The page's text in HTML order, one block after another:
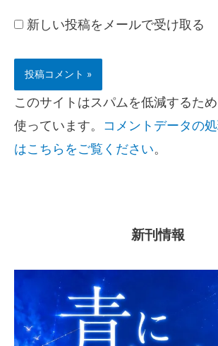
新しい投稿をメールで受け取る
このサイトはスパムを低減するた
使っています。 コメントデータの
はこちらをご覧ください。
新刊情報